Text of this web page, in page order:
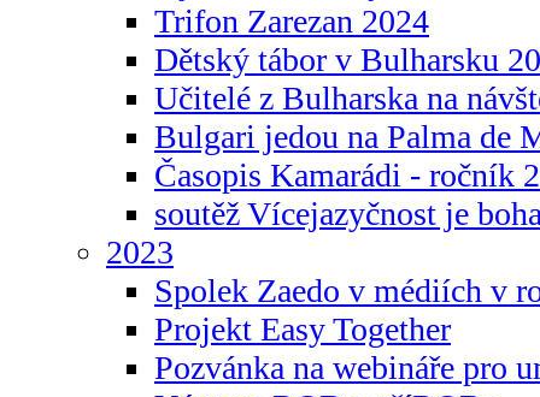
Trifon Zarezan 2024
Dětský tábor v Bulharsku
Učitelé z Bulharska na
Bulgari jedou na Palma de
Časopis Kamarádi - ročník
soutěž Vícejazyčnost je
2023
Spolek Zaedo v médiích v
Projekt Easy Together
Pozvánka na webináře pro